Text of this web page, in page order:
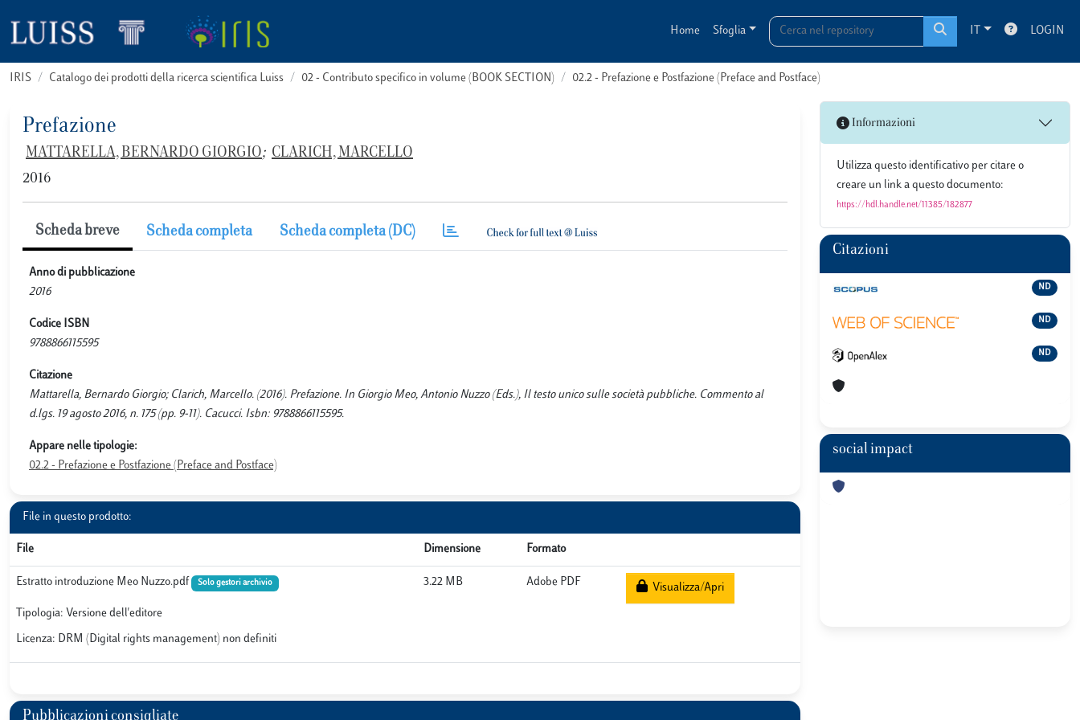
Home Sfoglia IT LOGIN
IRIS Catalogo dei prodotti della ricerca scientifica Luiss 02 - Contributo specifico in volume (BOOK SECTION) 02.2 - Prefazione e Postfazione (Preface and Postface)
Prefazione
MATTARELLA, BERNARDO GIORGIO; CLARICH, MARCELLO
2016
Scheda breve Scheda completa Scheda completa (DC)
Anno di pubblicazione
2016
Codice ISBN
9788866115595
Citazione
Mattarella, Bernardo Giorgio; Clarich, Marcello. (2016). Prefazione. In Giorgio Meo, Antonio Nuzzo (Eds.), Il testo unico sulle società pubbliche. Commento al
d.lgs. 19 agosto 2016, n. 175 (pp. 9-11). Cacucci. Isbn: 9788866115595.
Appare nelle tipologie:
02.2 - Prefazione e Postfazione (Preface and Postface)
File in questo prodotto:
File Dimensione Formato
Estratto introduzione Meo Nuzzo.pdf Solo gestori archivio
Tipologia: Versione dell'editore
Licenza: DRM (Digital rights management) non definiti
3.22 MB Adobe PDF Visualizza/Apri
Pubblicazioni consigliate
Informazioni
Utilizza questo identificativo per citare o
creare un link a questo documento:
https://hdl.handle.net/11385/182877
Citazioni
ND
ND
ND
social impact